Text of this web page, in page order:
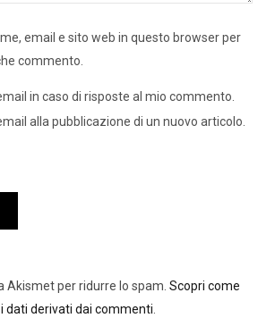
email e sito web in questo browser per
commento.
in caso di risposte al mio commento.
alla pubblicazione di un nuovo articolo.
Akismet per ridurre lo spam. Scopri come
dati derivati dai commenti.